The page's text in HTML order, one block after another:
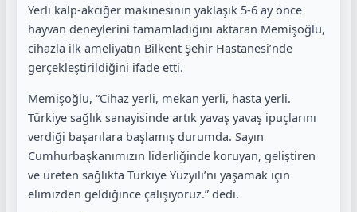
Yerli kalp-akciğer makinesinin yaklaşık 5-6 ay önce
hayvan deneylerini tamamladığını aktaran Memişoğlu,
cihazla ilk ameliyatın Bilkent Şehir Hastanesi’nde
gerçekleştirildiğini ifade etti.
Memişoğlu, “Cihaz yerli, mekan yerli, hasta yerli.
Türkiye sağlık sanayisinde artık yavaş yavaş ipuçlarını
verdiği başarılara başlamış durumda. Sayın
Cumhurbaşkanımızın liderliğinde koruyan, geliştiren
ve üreten sağlıkta Türkiye Yüzyılı’nı yaşamak için
elimizden geldiğince çalışıyoruz.” dedi.